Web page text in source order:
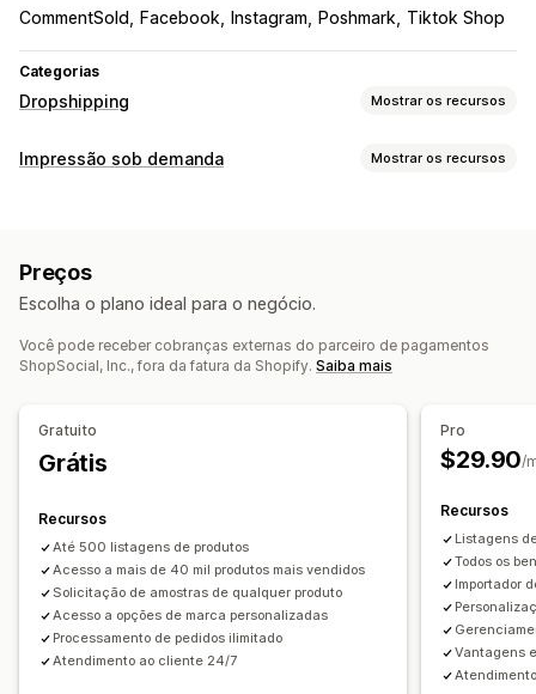
CommentSold Facebook Instagram Poshmark Tiktok Shop
Categorias
Dropshipping Mostrar os recursos
Produtos que você pode vender
Locais para aquisição de produtos
China
Estados Unidos
Impressão sob demanda Mostrar os recursos
Ferramentas de design
Embalagens Personalização Modelos personalizados
Produtos
Opções de frete
Marca branca
Atualizações em tempo real
Acompanhamento de pedido
Preços
Escolha o plano ideal para o negócio.
Você pode receber cobranças externas do parceiro de pagamentos
ShopSocial, Inc., fora da fatura da Shopify. Saiba mais
Gratuito
Grátis
Recursos
Até 500 listagens de produtos
Acesso a mais de 40 mil produtos mais vendidos
Solicitação de amostras de qualquer produto
Acesso a opções de marca personalizadas
Processamento de pedidos ilimitado
Atendimento ao cliente 24/7
Pro
$29.90/
Recursos
Listagens
Todos os
Importador
Vantagens